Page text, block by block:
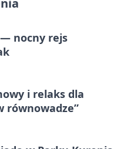
— nocny rejs
i relaks dla
równowadze”